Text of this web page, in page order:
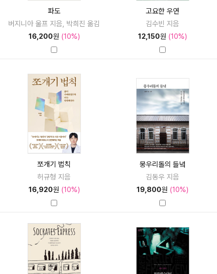
파도
버지니아 울프 지음, 박희진 옮김
16,200원 (10%)
고요한 우연
김수빈 지음
12,150원 (10%)
쪼개기 법칙
허규형 지음
16,920원 (10%)
뭉우리돌의 들녘
김동우 지음
19,800원 (10%)